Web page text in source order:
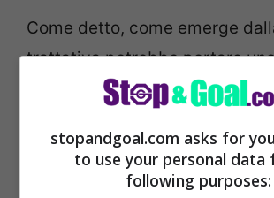
Come detto, come emerge
trattativa potrebbe portare
addirittura due rinforzi alla
I bianconeri valutano Ronaldo,
dalla scadenza, almeno 25
stopandgoal.com asks for
to use your personal data
following purposes: